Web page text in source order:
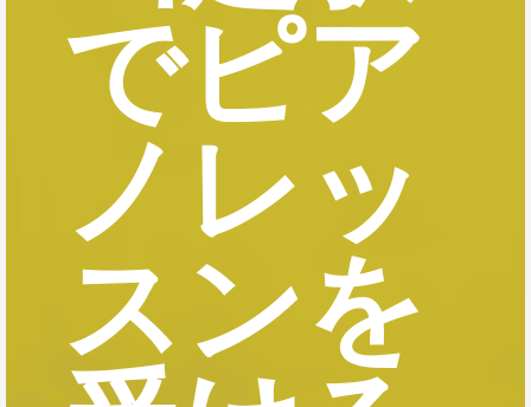
でピア
ノレッ
スンを